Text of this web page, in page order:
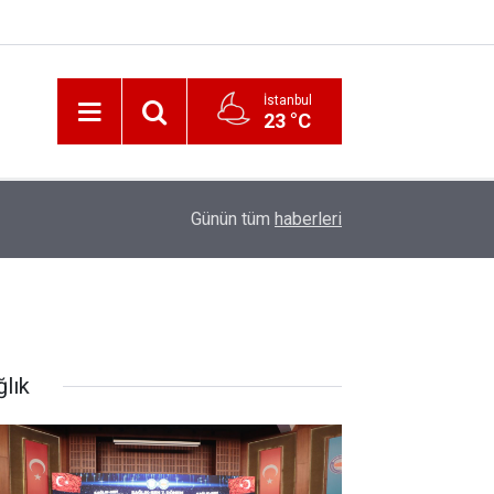
İstanbul
23 °C
İzmir 112’de Kan Donduran İddialar!
Günün tüm haberleri